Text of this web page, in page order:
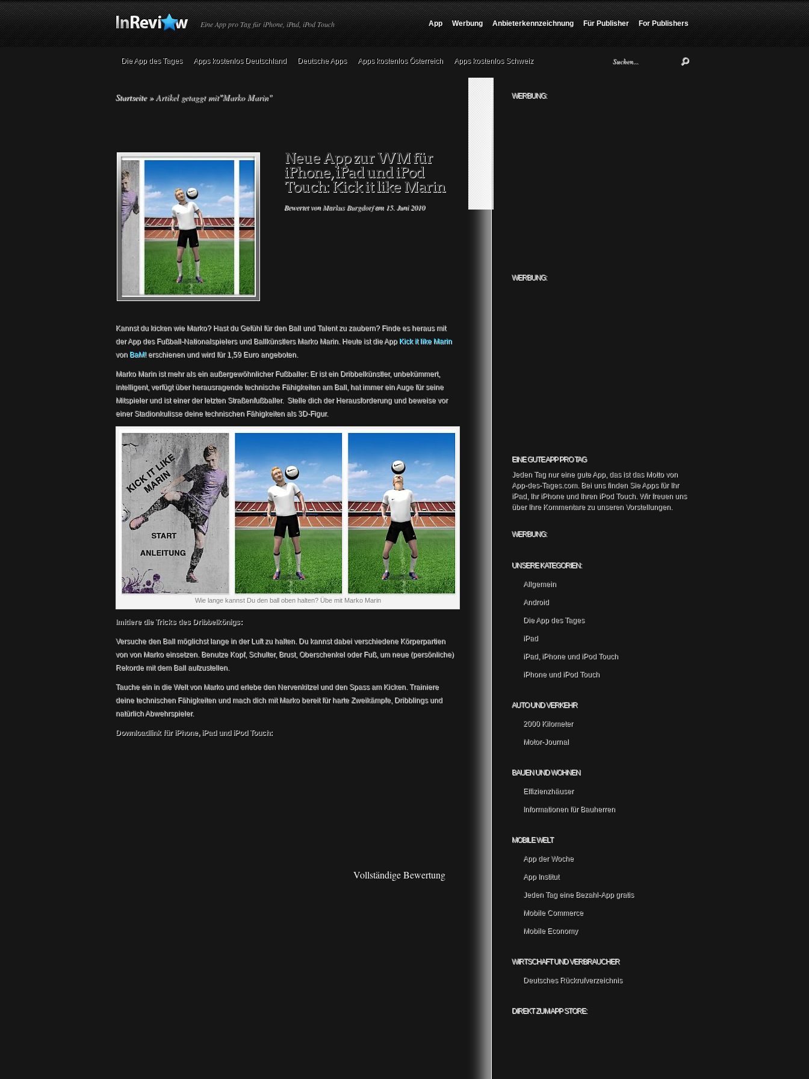
Eine App pro Tag für iPhone, iPad, iPod Touch App Werbung Anbieterkennzeichnung Für Publisher For Publishers
Die App des Tages Apps kostenlos Deutschland Deutsche Apps Apps kostenlos Österreich Apps kostenlos Schweiz
Startseite »Artikel getaggt mit"Marko Marin"
Neue App zur WM für
iPhone, iPad und iPod
Touch: Kick it like Marin
Bewertet vonMarkus Burgdorfam 15. Juni 2010
Kannst du kicken wie Marko? Hast du Gefühl für den Ball und Talent zu zaubern? Finde es heraus mit
der App des Fußball-Nationalspielers und Ballkünstlers Marko Marin. Heute ist die App Kick it like Marin
von BaM!erschienen und wird für 1,59 Euro angeboten.
Marko Marin ist mehr als ein außergewöhnlicher Fußballer: Er ist ein Dribbelkünstler, unbekümmert,
intelligent, verfügt über herausragende technische Fähigkeiten am Ball, hat immer ein Auge für seine
Mitspieler und ist einer der letzten Straßenfußballer. Stelle dich der Herausforderung und beweise vor
einer Stadionkulisse deine technischen Fähigkeiten als 3D-Figur.
Wie lange kannst Du den ball oben halten? Übe mit Marko Marin
Imitiere die Tricks des Dribbelkönigs:
Versuche den Ball möglichst lange in der Luft zu halten. Du kannst dabei verschiedene Körperpartien
von von Marko einsetzen. Benutze Kopf, Schulter, Brust, Oberschenkel oder Fuß, um neue (persönliche)
Rekorde mit dem Ball aufzustellen.
Tauche ein in die Welt von Marko und erlebe den Nervenkitzel und den Spass am Kicken. Trainiere
deine technischen Fähigkeiten und mach dich mit Marko bereit für harte Zweikämpfe, Dribblings und
natürlich Abwehrspieler.
Downloadlink für iPhone, iPad und iPod Touch:
Vollständige Bewertung
WERBUNG:
WERBUNG:
EINE GUTE APP PRO TAG
Jeden Tag nur eine gute App, das ist das Motto von
App-des-Tages.com. Bei uns finden Sie Apps für Ihr
iPad, Ihr iPhone und Ihren iPod Touch. Wir freuen uns
über Ihre Kommentare zu unseren Vorstellungen.
WERBUNG:
UNSERE KATEGORIEN:
Allgemein
Android
Die App des Tages
iPad
iPad, iPhone und iPod Touch
iPhone und iPod Touch
AUTO UND VERKEHR
2000 Kilometer
Motor-Journal
BAUEN UND WOHNEN
Effizienzhäuser
Informationen für Bauherren
MOBILE WELT
App der Woche
App Institut
Jeden Tag eine Bezahl-App gratis
Mobile Commerce
Mobile Economy
WIRTSCHAFT UND VERBRAUCHER
Deutsches Rückrufverzeichnis
DIREKT ZUM APP STORE: